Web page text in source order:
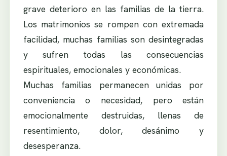
grave deterioro en las familias de la tierra.
Los matrimonios se rompen con extremada
facilidad, muchas familias son desintegradas
y sufren todas las consecuencias
espirituales, emocionales y económicas.
Muchas familias permanecen unidas por
conveniencia o necesidad, pero están
emocionalmente destruidas, llenas de
resentimiento, dolor, desánimo y
desesperanza.